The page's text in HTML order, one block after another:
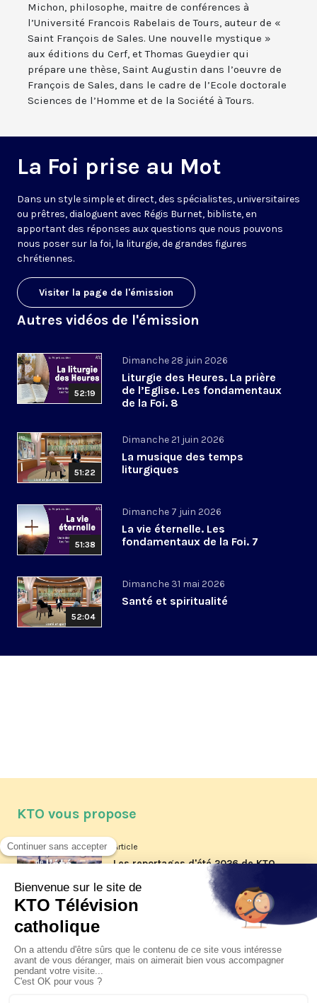
Michon, philosophe, maitre de conférences à
l’Université Francois Rabelais de Tours, auteur de «
Saint François de Sales. Une nouvelle mystique »
aux éditions du Cerf, et Thomas Gueydier qui
prépare une thèse, Saint Augustin dans l’oeuvre de
François de Sales, dans le cadre de l’Ecole doctorale
Sciences de l’Homme et de la Société à Tours.
La Foi prise au Mot
Dans un style simple et direct, des spécialistes, universitaires
ou prêtres, dialoguent avec Régis Burnet, bibliste, en
apportant des réponses aux questions que nous pouvons
nous poser sur la foi, la liturgie, de grandes figures
chrétiennes.
Visiter la page de l'émission
Autres vidéos de l'émission
52:19
Dimanche 28 juin 2026
Liturgie des Heures. La prière
de l’Eglise. Les fondamentaux
de la Foi. 8
51:22
Dimanche 21 juin 2026
La musique des temps
liturgiques
51:38
Dimanche 7 juin 2026
La vie éternelle. Les
fondamentaux de la Foi. 7
52:04
Dimanche 31 mai 2026
Santé et spiritualité
KTO vous propose
Article
Les reportages d'été 2026 de KTO
Article
La visite pastorale du pape Léon
jeudi 6 août